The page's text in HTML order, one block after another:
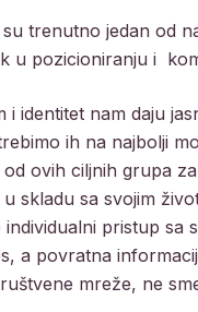
trenutno jedan od
u pozicioniranju i
i identitet nam daju
ih na najbolji
ovih ciljnih grupa
skladu sa svojim
pristup sa
a povratna
mreže, ne